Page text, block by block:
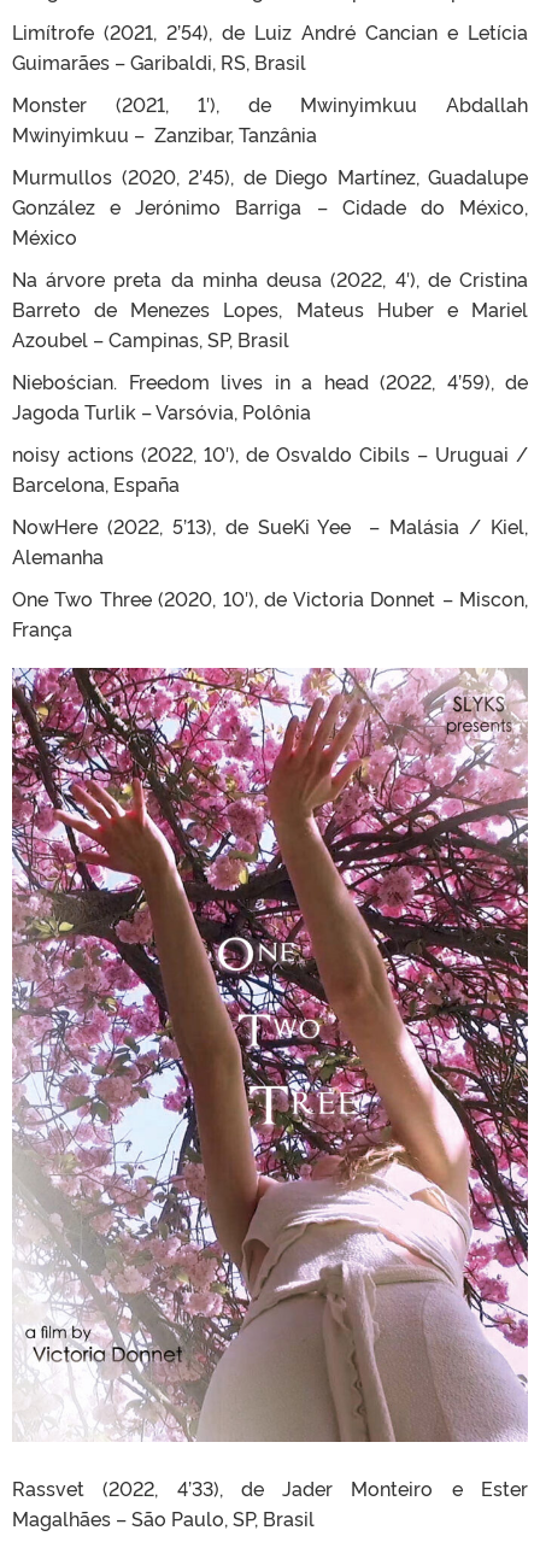
Limítrofe (2021, 2’54), de Luiz André Cancian e Letícia
Guimarães – Garibaldi, RS, Brasil
Monster (2021, 1′), de Mwinyimkuu Abdallah
Mwinyimkuu – Zanzibar, Tanzânia
Murmullos (2020, 2’45), de Diego Martínez, Guadalupe
González e Jerónimo Barriga – Cidade do México,
México
Na árvore preta da minha deusa (2022, 4′), de Cristina
Barreto de Menezes Lopes, Mateus Huber e Mariel
Azoubel – Campinas, SP, Brasil
Niebościan. Freedom lives in a head (2022, 4’59), de
Jagoda Turlik – Varsóvia, Polônia
noisy actions (2022, 10′), de Osvaldo Cibils – Uruguai /
Barcelona, España
NowHere (2022, 5’13), de SueKi Yee – Malásia / Kiel,
Alemanha
One Two Three (2020, 10′), de Victoria Donnet – Miscon,
França
Rassvet (2022, 4’33), de Jader Monteiro e Ester
Magalhães – São Paulo, SP, Brasil